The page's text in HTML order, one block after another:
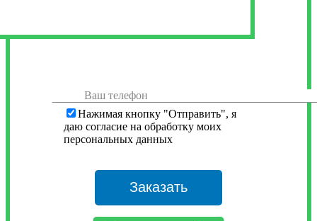
Нажимая кнопку "Отправить", я
даю согласие на обработку моих
персональных данных